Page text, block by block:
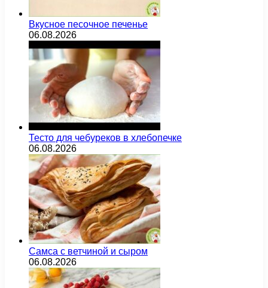
Вкусное песочное печенье
06.08.2026
Тесто для чебуреков в хлебопечке
06.08.2026
Самса с ветчиной и сыром
06.08.2026